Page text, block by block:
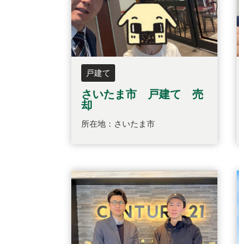
戸建て
さいたま市 戸建て 売
却
所在地：さいたま市